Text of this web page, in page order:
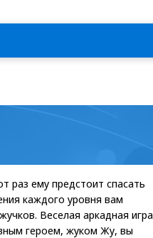
раз ему предстоит спасать
каждого уровня вам
Веселая аркадная игра
героем, жуком Жу, вы